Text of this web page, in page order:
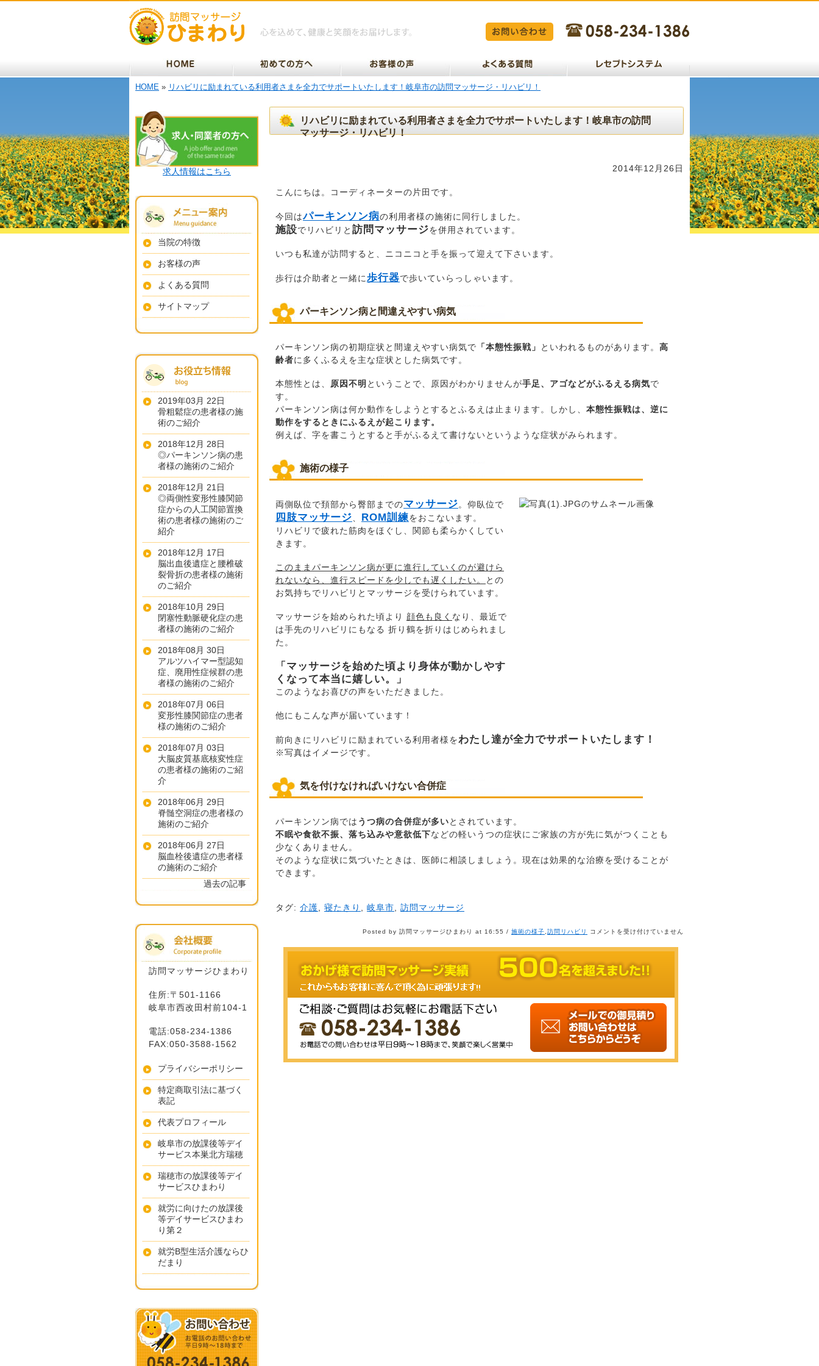
HOME » リハビリに励まれている利用者さまを全力でサポートいたします！岐阜市の訪問マッサージ・リハビリ！
リハビリに励まれている利用者さまを全力でサポートいたします！岐阜市の訪問
マッサージ・リハビリ！
2014年12月26日
こんにちは。コーディネーターの片田です。
今回はパーキンソン病の利用者様の施術に同行しました。
施設でリハビリと 訪問マッサージを併用されています。
いつも私達が訪問すると、ニコニコと手を振って迎えて下さいます。
歩行は介助者と一緒に歩行器で歩いていらっしゃいます。
パーキンソン病と間違えやすい病気
パーキンソン病の初期症状と間違えやすい病気で 「本態性振戦」 といわれるものがあります。 高
齢者に多くふるえを主な症状とした病気です。
本態性とは、 原因不明 ということで、原因がわかりませんが手足、アゴなどがふるえる病気で
す。
パーキンソン病は何か動作をしようとするとふるえは止まります。しかし、 本態性振戦は、逆に
動作をするときにふるえが起こります。
例えば、字を書こうとすると手がふるえて書けないというような症状がみられます。
施術の様子
両側臥位で頚部から臀部までのマッサージ。仰臥位で
四肢マッサージ、 ROM訓練をおこないます。
リハビリで疲れた筋肉をほぐし、関節も柔らかくしてい
きます。
このままパーキンソン病が更に進行していくのが避けら
れないなら、進行スピードを少しでも遅くしたい。
との
お気持ちでリハビリとマッサージを受けられています。
マッサージを始められた頃より 顔色も良く なり、最近で
は手先のリハビリにもなる 折り鶴を折りはじめられまし
た。
「マッサージを始めた頃より身体が動かしやす
くなって本当に嬉しい。」
このようなお喜びの声をいただきました。
他にもこんな声が届いています！
前向きにリハビリに励まれている利用者様をわたし達が全力でサポートいたします！
※写真はイメージです。
気を付けなければいけない合併症
パーキンソン病では うつ病の合併症が多いとされています。
不眠や食欲不振、落ち込みや意欲低下などの軽いうつの症状にご家族の方が先に気がつくことも
少なくありません。
そのような症状に気づいたときは、医師に相談しましょう。現在は効果的な治療を受けることが
できます。
タグ: 介護, 寝たきり , 岐阜市, 訪問マッサージ
Posted by 訪問マッサージひまわり at 16:55 / 施術の様子,訪問リハビリ
リ
リ
ま
れ
て
る
コメントを受け付けていません
求人情報はこちら
当院の特徴
お客様の声
よくある質問
サイトマップ
2019年03月 22日
骨粗鬆症の患者様の施
術のご紹介
2018年12月 28日
◎パーキンソン病の患
者様の施術のご紹介
2018年12月 21日
◎両側性変形性膝関節
症からの人工関節置換
術の患者様の施術のご
紹介
2018年12月 17日
脳出血後遺症と腰椎破
裂骨折の患者様の施術
のご紹介
2018年10月 29日
閉塞性動脈硬化症の患
者様の施術のご紹介
2018年08月 30日
アルツハイマー型認知
症、廃用性症候群の患
者様の施術のご紹介
2018年07月 06日
変形性膝関節症の患者
様の施術のご紹介
2018年07月 03日
大脳皮質基底核変性症
の患者様の施術のご紹
介
2018年06月 29日
脊髄空洞症の患者様の
施術のご紹介
2018年06月 27日
脳血栓後遺症の患者様
の施術のご紹介
過去の記事
訪問マッサージひまわり
住所:〒501-1166
岐阜市西改田村前104-1
電話:058-234-1386
FAX:050-3588-1562
プライバシーポリシー
特定商取引法に基づく
表記
代表プロフィール
岐阜市の放課後等デイ
サービス本巣北方瑞穂
瑞穂市の放課後等デイ
サービスひまわり
就労に向けたの放課後
等デイサービスひまわ
り第２
就労B型生活介護ならひ
だまり